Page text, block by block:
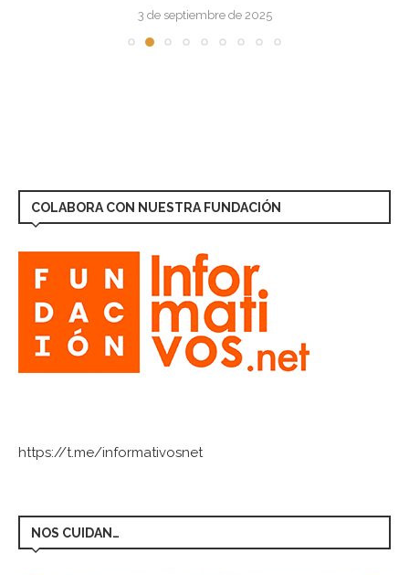
3 de septiembre de 2025
COLABORA CON NUESTRA FUNDACIÓN
https://t.me/informativosnet
NOS CUIDAN…